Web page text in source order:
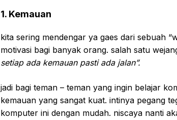
1. Kemauan
kita sering mendengar ya gaes dari sebuah
motivasi bagi banyak orang. salah satu
setiap ada kemauan pasti ada jalan”.
jadi bagi teman – teman yang ingin belajar
kemauan yang sangat kuat. intinya pegang
komputer ini dengan mudah. niscaya nanti